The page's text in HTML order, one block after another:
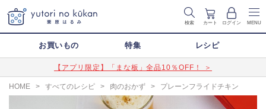
検索 カート ログイン MENU
お買いもの 特集 レシピ
【アプリ限定】「まな板」全品10％OFF！ ＞
HOME > すべてのレシピ > 肉のおかず > プレーンフライドチキン